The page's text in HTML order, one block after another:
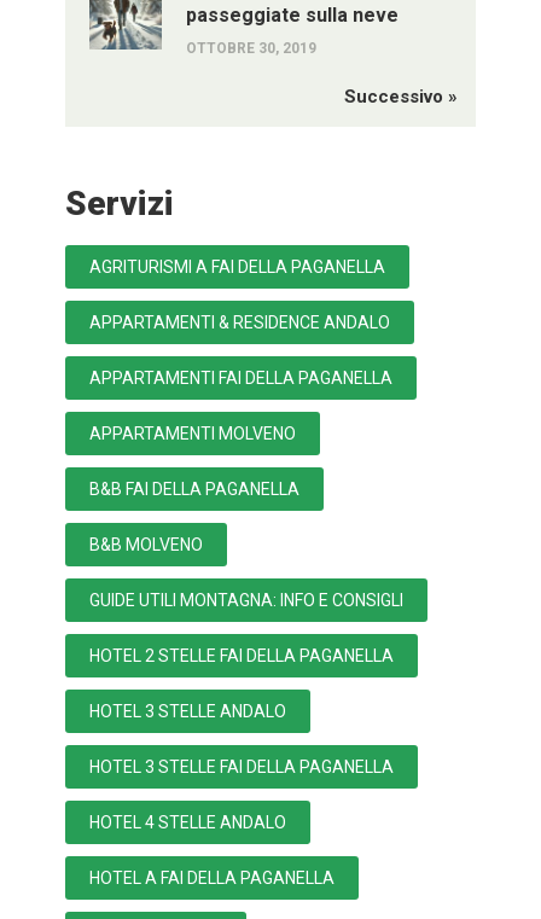
passeggiate sulla neve
OTTOBRE 30, 2019
Successivo »
Servizi
AGRITURISMI A FAI DELLA PAGANELLA
APPARTAMENTI & RESIDENCE ANDALO
APPARTAMENTI FAI DELLA PAGANELLA
APPARTAMENTI MOLVENO
B&B FAI DELLA PAGANELLA
B&B MOLVENO
GUIDE UTILI MONTAGNA: INFO E CONSIGLI
HOTEL 2 STELLE FAI DELLA PAGANELLA
HOTEL 3 STELLE ANDALO
HOTEL 3 STELLE FAI DELLA PAGANELLA
HOTEL 4 STELLE ANDALO
HOTEL A FAI DELLA PAGANELLA